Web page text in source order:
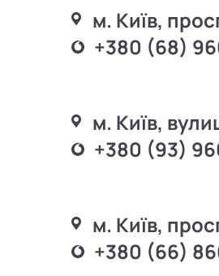
м. Київ,
+380 (68)
м. Київ,
+380 (93)
м. Київ,
+380 (66)